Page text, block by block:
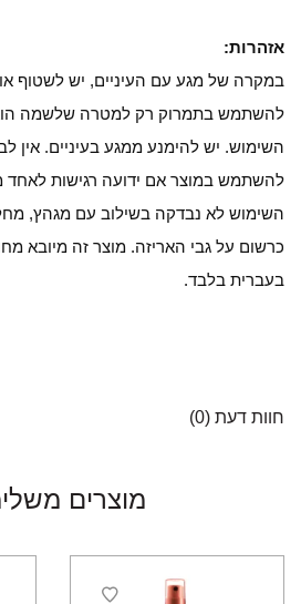
אזהרות:
במקרה של מגע עם העיניים, יש לשטוף
להשתמש בתמרוק רק למטרה שלשמה
השימוש. יש להימנע ממגע בעיניים. אין
להשתמש במוצר אם ידועה רגישות לאחד
השימוש לא נבדקה בשילוב עם מגהץ,
כרשום על גבי האריזה. מוצר זה מיובא
בעברית בלבד.
חוות דעת (0)
מוצרים